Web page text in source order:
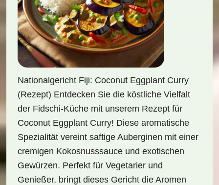
Nationalgericht Fiji: Coconut Eggplant Curry
(Rezept) Entdecken Sie die köstliche Vielfalt
der Fidschi-Küche mit unserem Rezept für
Coconut Eggplant Curry! Diese aromatische
Spezialität vereint saftige Auberginen mit einer
cremigen Kokosnusssauce und exotischen
Gewürzen. Perfekt für Vegetarier und
Genießer, bringt dieses Gericht die Aromen